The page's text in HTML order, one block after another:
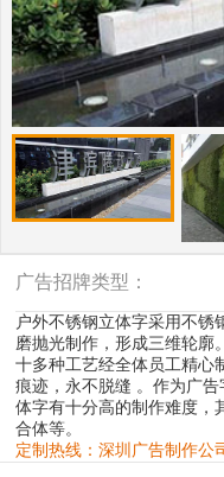
广告招牌类型：
户外不锈钢立体字采用不锈
磨抛光制作，形成三维轮廓
十多种工艺经全体员工精心
痕迹，永不脱缝 。作为广
体字有十分高的制作难度，
合体等。
定制热线：深圳广告制作